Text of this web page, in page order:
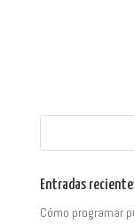
Entradas
Cómo programar